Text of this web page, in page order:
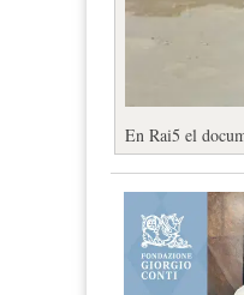
En Rai5 el